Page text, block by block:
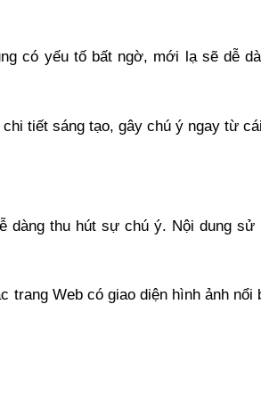
có yếu tố bất ngờ, mới lạ sẽ dễ
tiết sáng tạo, gây chú ý ngay từ
thu hút sự chú ý. Nội dung
Web có giao diện hình ảnh nổi